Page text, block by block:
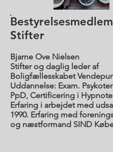
Bjarne Ove Nielsen
Stifter og daglig leder af
Boligfællesskabet
Uddannelse: Exam.
PpD, Certificering i
Erfaring i arbejdet med
1990. Erfaring med
og næstformand SIND
Stifter